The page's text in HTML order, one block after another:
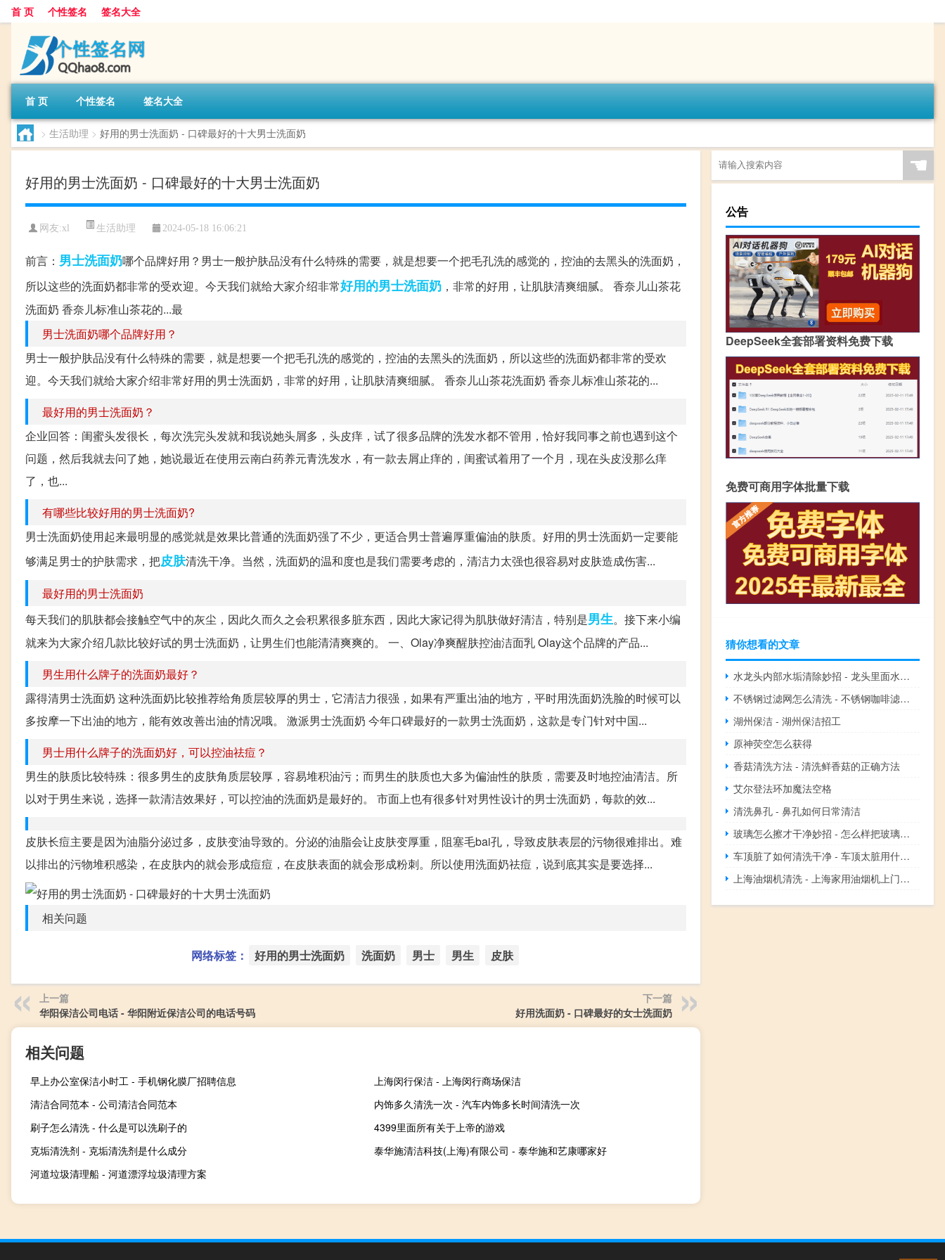
首 页 个性签名 签名大全
首 页 个性签名 签名大全
> 生活助理 > 好用的男士洗面奶 - 口碑最好的十大男士洗面奶
好用的男士洗面奶 - 口碑最好的十大男士洗面奶
网友:xl 生活助理 2024-05-18 16:06:21
前言： 男士洗面奶哪个品牌好用？男士一般护肤品没有什么特殊的需要，就是想要一个把毛孔洗的感觉的，控油的去黑头的洗面奶，
所以这些的洗面奶都非常的受欢迎。今天我们就给大家介绍非常好用的男士洗面奶 ，非常的好用，让肌肤清爽细腻。 香奈儿山茶花
洗面奶 香奈儿标准山茶花的...最
男士洗面奶哪个品牌好用？
男士一般护肤品没有什么特殊的需要，就是想要一个把毛孔洗的感觉的，控油的去黑头的洗面奶，所以这些的洗面奶都非常的受欢
迎。今天我们就给大家介绍非常好用的男士洗面奶，非常的好用，让肌肤清爽细腻。 香奈儿山茶花洗面奶 香奈儿标准山茶花的...
最好用的男士洗面奶？
企业回答：闺蜜头发很长，每次洗完头发就和我说她头屑多，头皮痒，试了很多品牌的洗发水都不管用，恰好我同事之前也遇到这个
问题，然后我就去问了她，她说最近在使用云南白药养元青洗发水，有一款去屑止痒的，闺蜜试着用了一个月，现在头皮没那么痒
了，也...
有哪些比较好用的男士洗面奶?
男士洗面奶使用起来最明显的感觉就是效果比普通的洗面奶强了不少，更适合男士普遍厚重偏油的肤质。好用的男士洗面奶一定要能
够满足男士的护肤需求，把皮肤清洗干净。当然，洗面奶的温和度也是我们需要考虑的，清洁力太强也很容易对皮肤造成伤害...
最好用的男士洗面奶
每天我们的肌肤都会接触空气中的灰尘，因此久而久之会积累很多脏东西，因此大家记得为肌肤做好清洁，特别是男生。接下来小编
就来为大家介绍几款比较好试的男士洗面奶，让男生们也能清清爽爽的。 一、Olay净爽醒肤控油洁面乳 Olay这个品牌的产品...
男生用什么牌子的洗面奶最好？
露得清男士洗面奶 这种洗面奶比较推荐给角质层较厚的男士，它清洁力很强，如果有严重出油的地方，平时用洗面奶洗脸的时候可以
多按摩一下出油的地方，能有效改善出油的情况哦。 激派男士洗面奶 今年口碑最好的一款男士洗面奶，这款是专门针对中国...
男士用什么牌子的洗面奶好，可以控油祛痘？
男生的肤质比较特殊：很多男生的皮肤角质层较厚，容易堆积油污；而男生的肤质也大多为偏油性的肤质，需要及时地控油清洁。所
以对于男生来说，选择一款清洁效果好，可以控油的洗面奶是最好的。 市面上也有很多针对男性设计的男士洗面奶，每款的效...
皮肤长痘主要是因为油脂分泌过多，皮肤变油导致的。分泌的油脂会让皮肤变厚重，阻塞毛bai孔，导致皮肤表层的污物很难排出。难
以排出的污物堆积感染，在皮肤内的就会形成痘痘，在皮肤表面的就会形成粉刺。所以使用洗面奶祛痘，说到底其实是要选择...
相关问题
网络标签： 好用的男士洗面奶 洗面奶 男士 男生 皮肤
上一篇
华阳保洁公司电话 - 华阳附近保洁公司的电话号码
下一篇
好用洗面奶 - 口碑最好的女士洗面奶
相关问题
早上办公室保洁小时工 - 手机钢化膜厂招聘信息
上海闵行保洁 - 上海闵行商场保洁
清洁合同范本 - 公司清洁合同范本
内饰多久清洗一次 - 汽车内饰多长时间清洗一次
刷子怎么清洗 - 什么是可以洗刷子的
4399里面所有关于上帝的游戏
克垢清洗剂 - 克垢清洗剂是什么成分
泰华施清洁科技(上海)有限公司 - 泰华施和艺康哪家好
河道垃圾清理船 - 河道漂浮垃圾清理方案
☚
公告
DeepSeek全套部署资料免费下载
免费可商用字体批量下载
猜你想看的文章
水龙头内部水垢清除妙招 - 龙头里面水垢怎么清除
不锈钢过滤网怎么清洗 - 不锈钢咖啡滤网堵塞怎么清理
湖州保洁 - 湖州保洁招工
原神荧空怎么获得
香菇清洗方法 - 清洗鲜香菇的正确方法
艾尔登法环加魔法空格
清洗鼻孔 - 鼻孔如何日常清洁
玻璃怎么擦才干净妙招 - 怎么样把玻璃擦得又干净又快
车顶脏了如何清洗干净 - 车顶太脏用什么清洗剂
上海油烟机清洗 - 上海家用油烟机上门清洗